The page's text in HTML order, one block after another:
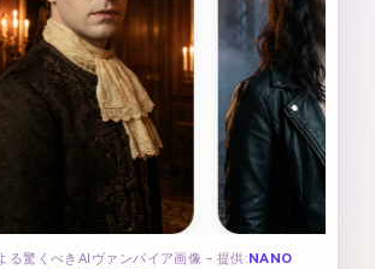
る驚くべきAIヴァンパイア画像 - 提供: NANO